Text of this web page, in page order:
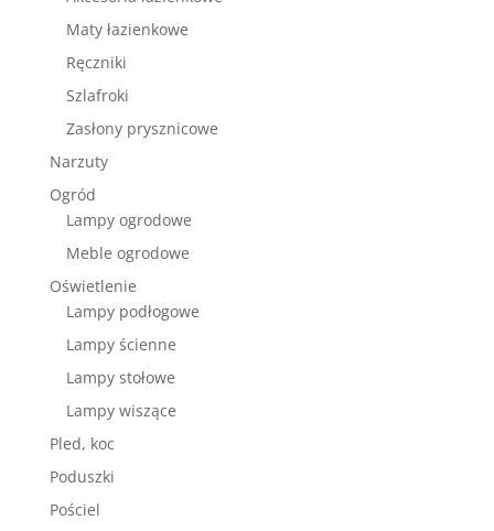
Maty łazienkowe
Ręczniki
Szlafroki
Zasłony prysznicowe
Narzuty
Ogród
Lampy ogrodowe
Meble ogrodowe
Oświetlenie
Lampy podłogowe
Lampy ścienne
Lampy stołowe
Lampy wiszące
Pled, koc
Poduszki
Pościel